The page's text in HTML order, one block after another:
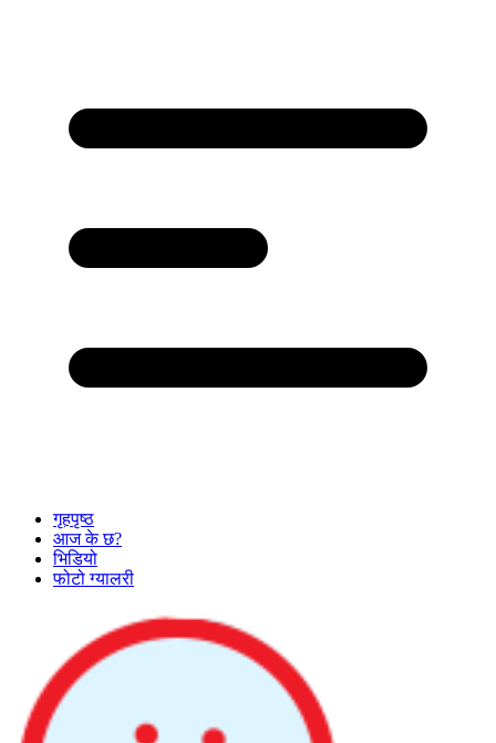
गृहपृष्ठ
आज के छ?
भिडियो
फोटो ग्यालरी